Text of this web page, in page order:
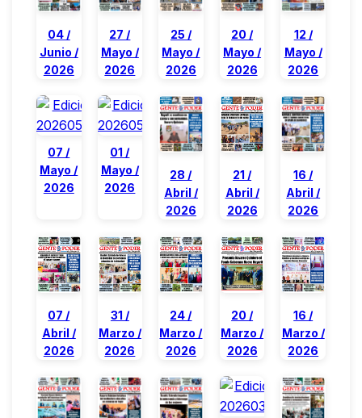
04 /
Junio /
2026
27 /
Mayo /
2026
25 /
Mayo /
2026
20 /
Mayo /
2026
12 /
Mayo /
2026
07 /
Mayo /
2026
01 /
Mayo /
2026
28 /
Abril /
2026
21 /
Abril /
2026
16 /
Abril /
2026
07 /
Abril /
2026
31 /
Marzo /
2026
24 /
Marzo /
2026
20 /
Marzo /
2026
16 /
Marzo /
2026